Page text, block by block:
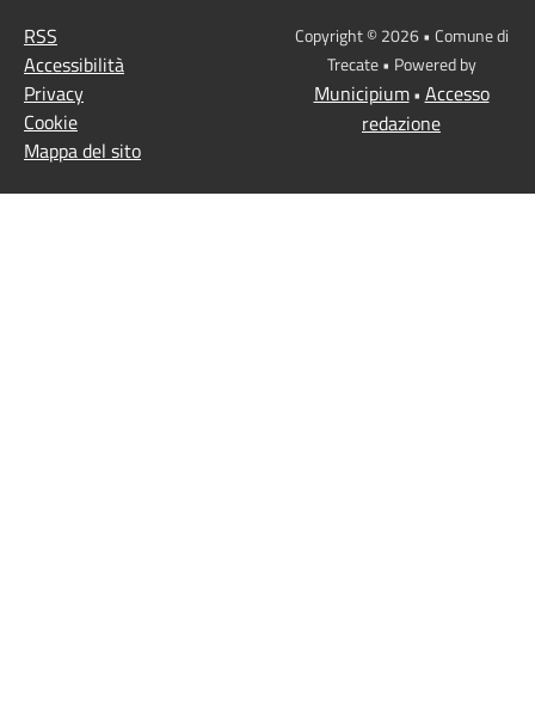
RSS
Accessibilità
Privacy
Cookie
Mappa del sito
Copyright © 2026 • Comune di
Trecate • Powered by
Municipium• Accesso
redazione